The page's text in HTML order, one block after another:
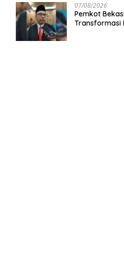
07/08/2026
Pemkot
Transformasi